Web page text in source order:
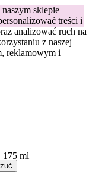
sklepie
treści i
analizować ruch na
z naszej
reklamowym i
175 ml